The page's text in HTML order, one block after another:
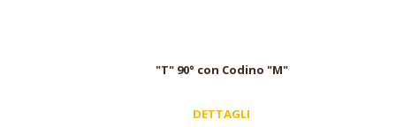
"T" 90° con Codino "M"
DETTAGLI